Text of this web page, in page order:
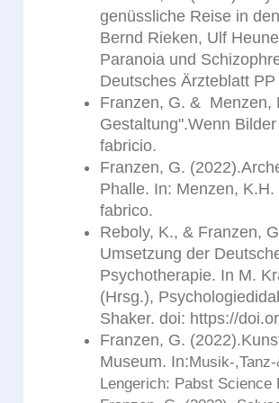
genüssliche Reise in
Bernd Rieken, Ulf
Paranoia und
Deutsches Ärzteblatt
Franzen, G. & Menzen,
Gestaltung".Wenn
fabricio.
Franzen, G.
Phalle. In: Menzen,
fabrico.
Reboly, K., & Franzen,
Umsetzung der
Psychotherapie. In M.
(Hrsg.),
Shaker. doi: https://
Franzen, G.
Museum. In:Musik-
Lengerich: Pabst Science